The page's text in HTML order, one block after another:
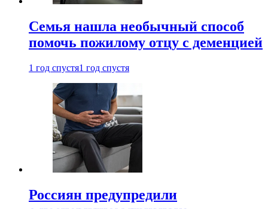
Семья нашла необычный способ
помочь пожилому отцу с деменцией
1 год спустя1 год спустя
Россиян предупредили